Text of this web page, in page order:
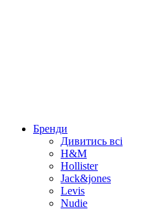
Бренди
Дивитись всі
H&M
Hollister
Jack&jones
Levis
Nudie